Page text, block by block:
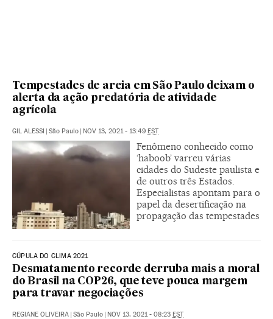
Tempestades de areia em São Paulo deixam o
alerta da ação predatória de atividade
agrícola
GIL ALESSI | São Paulo | NOV 13, 2021 - 13:49 EST
Fenômeno conhecido como
‘haboob’ varreu várias
cidades do Sudeste paulista e
de outros três Estados.
Especialistas apontam para o
papel da desertificação na
propagação das tempestades
CÚPULA DO CLIMA 2021
Desmatamento recorde derruba mais a moral
do Brasil na COP26, que teve pouca margem
para travar negociações
REGIANE OLIVEIRA | São Paulo | NOV 13, 2021 - 08:23 EST